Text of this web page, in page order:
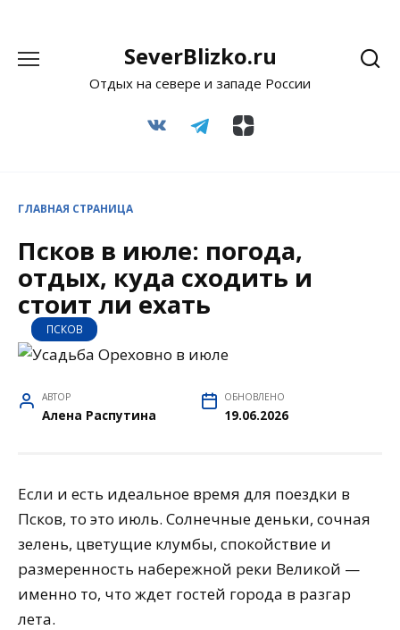
содержанию
SeverBlizko.ru
Отдых на севере и западе России
ГЛАВНАЯ СТРАНИЦА
Псков в июле: погода,
отдых, куда сходить и
стоит ли ехать
ПСКОВ
АВТОР
Алена Распутина
ОБНОВЛЕНО
19.06.2026
Если и есть идеальное время для поездки в
Псков, то это июль. Солнечные деньки, сочная
зелень, цветущие клумбы, спокойствие и
размеренность набережной реки Великой —
именно то, что ждет гостей города в разгар
лета.